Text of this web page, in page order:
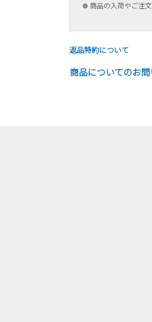
商品の入荷やご注
返品特約について
商品についてのお